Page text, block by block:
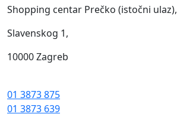
Shopping centar Prečko (istočni ulaz),
Slavenskog 1,
10000 Zagreb
01 3873 875
01 3873 639